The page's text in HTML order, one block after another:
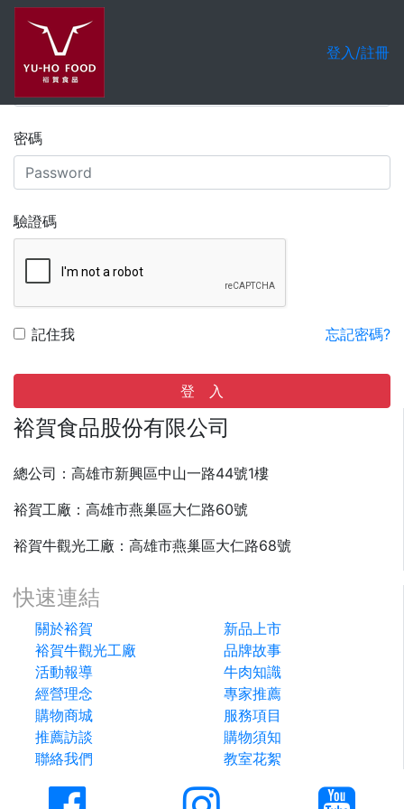
登入/註冊
會員登入
密碼
驗證碼
記住我 忘記密碼?
登 入
裕賀食品股份有限公司
總公司：高雄市新興區中山一路44號1樓
裕賀工廠：高雄市燕巢區大仁路60號
裕賀牛觀光工廠：高雄市燕巢區大仁路68號
快速連結
關於裕賀
新品上市
裕賀牛觀光工廠
品牌故事
活動報導
牛肉知識
經營理念
專家推薦
購物商城
服務項目
推薦訪談
購物須知
聯絡我們
教室花絮